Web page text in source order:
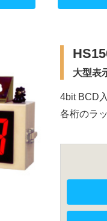
大型表
4bit BCD
各桁のラ